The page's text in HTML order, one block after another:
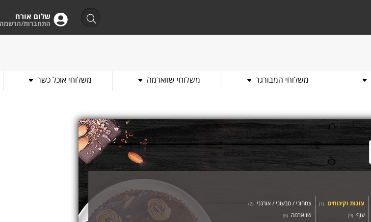
שלום אורח
התחברות/הרשמה
משלוחי המבורגר משלוחי שווארמה משלוחי אוכל כשר
עוגות וקינוחים (
1
)
עוף (
9
)
צמחוני / טבעוני / אורגני (
2
)
שווארמה (
6
)